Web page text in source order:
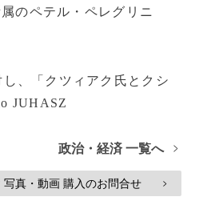
のペテル・ペレグリニ
、「クツィアク氏とクシ
JUHASZ
政治・経済 一覧へ >
写真・動画 購入のお問合せ >